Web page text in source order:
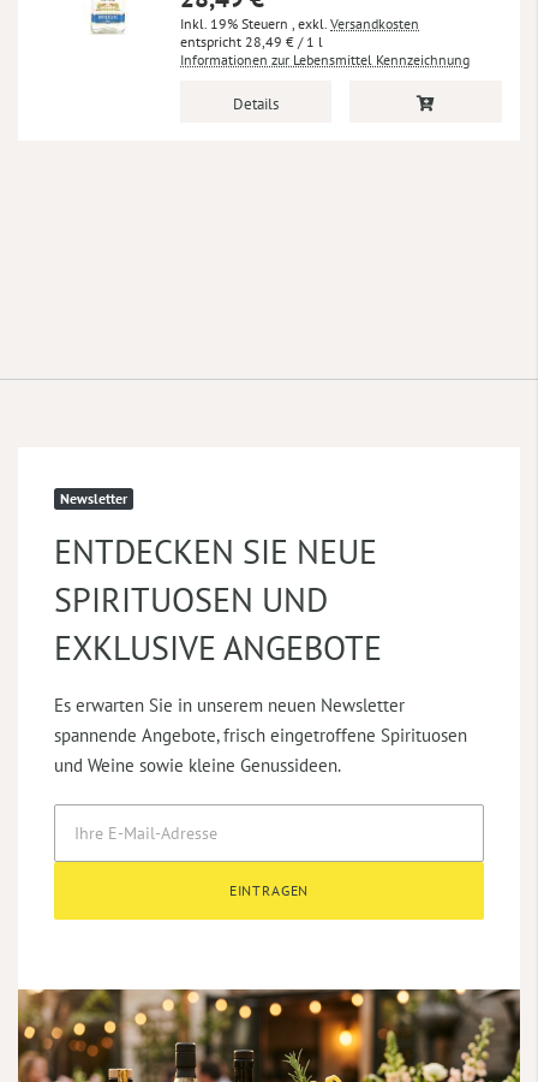
Inkl. 19% Steuern exkl. Versandkosten
28,49 € / 1 l
Informationen zur Lebensmittel Kennzeichnung
Details
Newsletter
ENTDECKEN SIE NEUE
SPIRITUOSEN UND
EXKLUSIVE ANGEBOTE
Es erwarten Sie in unserem neuen Newsletter
spannende Angebote, frisch eingetroffene Spirituosen
und Weine sowie kleine Genussideen.
EINTRAGEN